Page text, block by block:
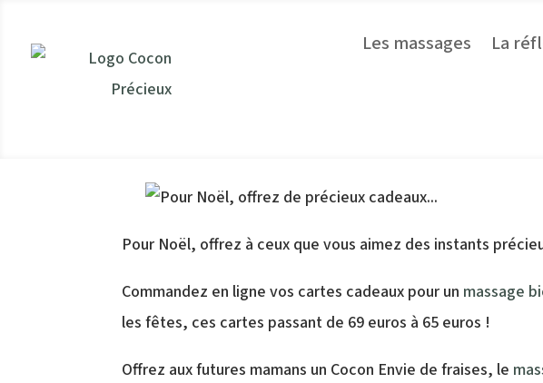
Les massages La
Pour Noël, offrez à ceux que vous aimez des instants
Commandez en ligne vos cartes cadeaux pour un massage
les fêtes, ces cartes passant de 69 euros à 65 euros !
Offrez aux futures mamans un Cocon Envie de fraises, le